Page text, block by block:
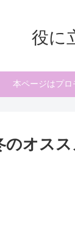
役に
本ページはプロ
オス